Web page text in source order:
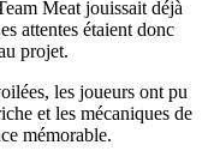
Meat jouissait déjà
attentes étaient donc
projet.
les joueurs ont pu
et les mécaniques de
mémorable.